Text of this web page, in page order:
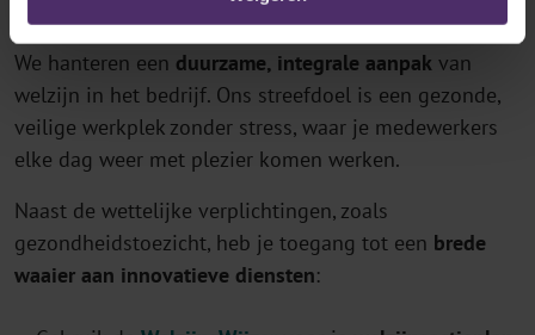
We hanteren een duurzame, integrale aanpak van
welzijn in het bedrijf. Ons streefdoel is een gezonde,
veilige werkplek zonder stress, waar je medewerkers
elke dag weer met plezier komen werken.
Naast de wettelijke verplichtingen, zoals
gezondheidstoezicht, heb je toegang tot een brede
waaier aan innovatieve diensten: